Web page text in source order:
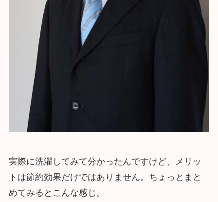
実際に洗濯してみて分かったんですけど、メリッ
トは節約効果だけではありません。ちょっとまと
めてみるとこんな感じ。